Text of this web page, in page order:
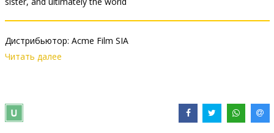
Дистрибьютор: Acme Film SIA
Читать далее